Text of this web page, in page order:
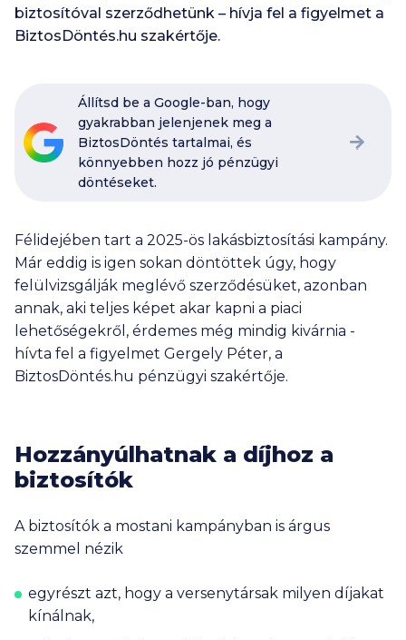
biztosítóval szerződhetünk – hívja fel a figyelmet a
BiztosDöntés.hu szakértője.
Állítsd be a Google-ban, hogy
gyakrabban jelenjenek meg a
BiztosDöntés tartalmai, és
könnyebben hozz jó pénzügyi
döntéseket.
Félidejében tart a 2025-ös lakásbiztosítási kampány.
Már eddig is igen sokan döntöttek úgy, hogy
felülvizsgálják meglévő szerződésüket, azonban
annak, aki teljes képet akar kapni a piaci
lehetőségekről, érdemes még mindig kivárnia -
hívta fel a figyelmet Gergely Péter, a
BiztosDöntés.hu pénzügyi szakértője.
Hozzányúlhatnak a díjhoz a
biztosítók
A biztosítók a mostani kampányban is árgus
szemmel nézik
egyrészt azt, hogy a versenytársak milyen díjakat
kínálnak,